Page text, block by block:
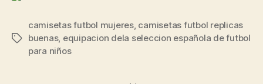
Etiquetas
camisetas futbol mujeres, camisetas futbol replicas
buenas, equipacion dela seleccion española de futbol
para niños